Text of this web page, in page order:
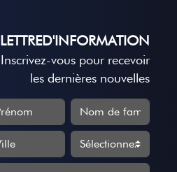
LETTRED'INFORMATION
Inscrivez-vous pour recevoir
les dernières nouvelles